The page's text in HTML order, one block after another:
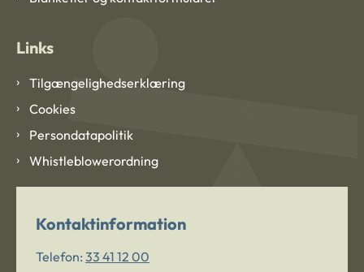
Links
Tilgængelighedserklæring
Cookies
Persondatapolitik
Whistleblowerordning
Kontaktinformation
Telefon: 33 41 12 00